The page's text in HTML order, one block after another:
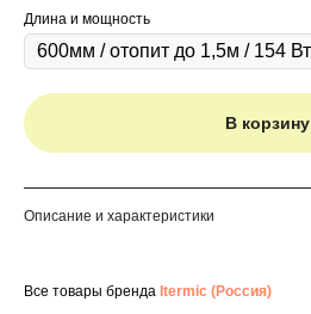
Длина и мощность
В корзину
Описание и характеристики
Все товары бренда Itermic (Россия)